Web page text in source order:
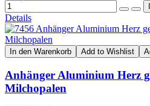
Details
In den Warenkorb Add to Wishlist
Anhänger Aluminium Herz
Milchopalen